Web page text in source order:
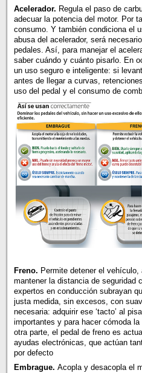
Acelerador. Regula el paso de
adecuar la potencia del motor. Por
consumo. Y también condiciona el
abusa del acelerador, será
pedales. Así, para manejar el
saber cuándo y cuánto pisarlo. En
un uso seguro e inteligente: si
antes de llegar a curvas,
uso del pedal y el consumo de
Freno. Permite detener el
mantener la distancia de seguridad
expertos en conducción subrayan
justa medida, sin excesos, con
necesaria: adquirir ese ‘tacto’ al
importantes y para hacer cómoda
otra parte, el pedal de freno es
ayudas electrónicas, que actúan
por defecto
Embrague. Acopla y desacopla el